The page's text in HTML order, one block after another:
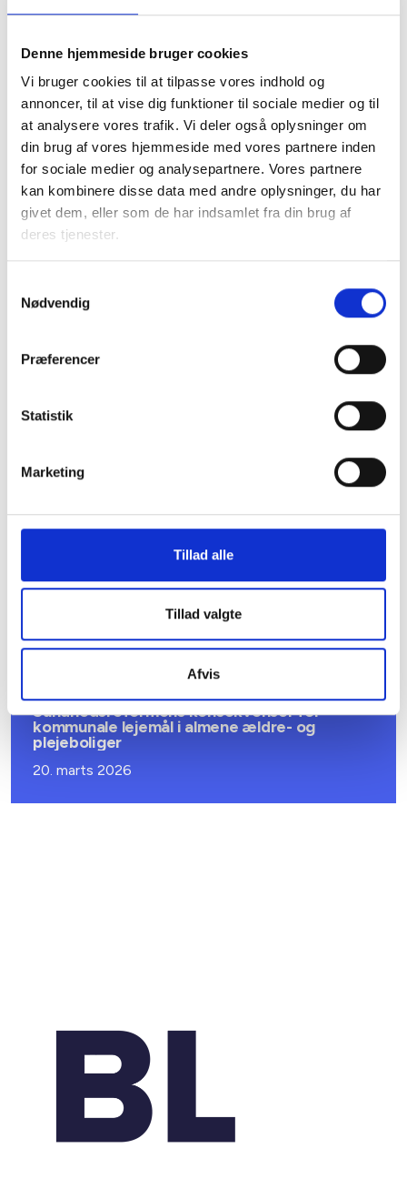
Denne hjemmeside bruger cookies
Vi bruger cookies til at tilpasse vores indhold og
annoncer, til at vise dig funktioner til sociale medier og til
at analysere vores trafik. Vi deler også oplysninger om
din brug af vores hjemmeside med vores partnere inden
for sociale medier og analysepartnere. Vores partnere
kan kombinere disse data med andre oplysninger, du har
givet dem, eller som de har indsamlet fra din brug af
deres tjenester.
Nødvendig
Præferencer
Statistik
Marketing
Tillad alle
Tillad valgte
Afvis
Økonomistyrelsen den sidste bankdag i marts, juni,
september og december.
Med venlig hilsen
Gert Nielsen / Keld Adsbøl
Kr. pr. tilskudsenhed
Kr. pr. m2 bruttoetageareal
Relateret indhold Viden
BL INFORMERER
2027
Ansvar for nødforsyning i plejeboliger ved
Sundhedsreformens konsekvenser for
kommunale lejemål i almene ældre- og
plejeboliger
20. marts 2026